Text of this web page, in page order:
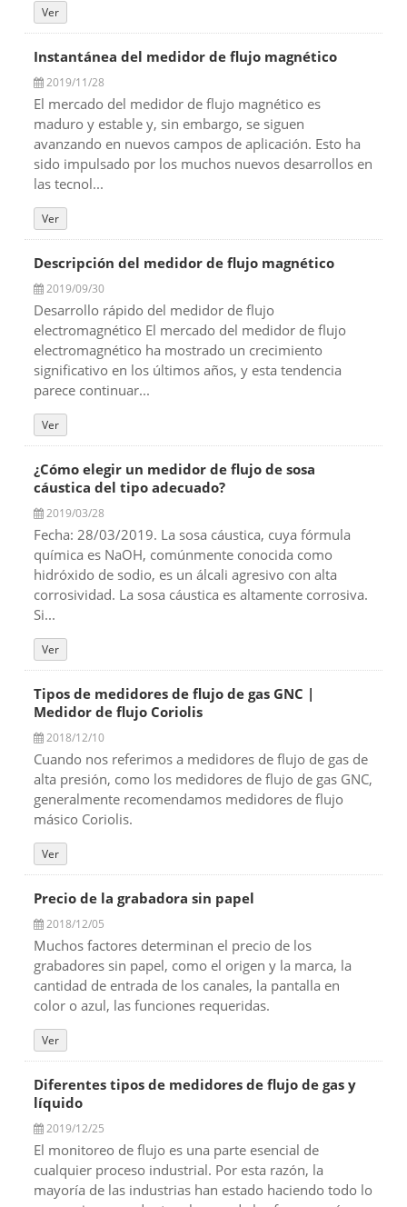
Ver
Instantánea del medidor de flujo magnético
2019/11/28
El mercado del medidor de flujo magnético es
maduro y estable y, sin embargo, se siguen
avanzando en nuevos campos de aplicación. Esto ha
sido impulsado por los muchos nuevos desarrollos en
las tecnol...
Ver
Descripción del medidor de flujo magnético
2019/09/30
Desarrollo rápido del medidor de flujo
electromagnético El mercado del medidor de flujo
electromagnético ha mostrado un crecimiento
significativo en los últimos años, y esta tendencia
parece continuar...
Ver
¿Cómo elegir un medidor de flujo de sosa
cáustica del tipo adecuado?
2019/03/28
Fecha: 28/03/2019. La sosa cáustica, cuya fórmula
química es NaOH, comúnmente conocida como
hidróxido de sodio, es un álcali agresivo con alta
corrosividad. La sosa cáustica es altamente corrosiva.
Si...
Ver
Tipos de medidores de flujo de gas GNC |
Medidor de flujo Coriolis
2018/12/10
Cuando nos referimos a medidores de flujo de gas de
alta presión, como los medidores de flujo de gas GNC,
generalmente recomendamos medidores de flujo
másico Coriolis.
Ver
Precio de la grabadora sin papel
2018/12/05
Muchos factores determinan el precio de los
grabadores sin papel, como el origen y la marca, la
cantidad de entrada de los canales, la pantalla en
color o azul, las funciones requeridas.
Ver
Diferentes tipos de medidores de flujo de gas y
líquido
2019/12/25
El monitoreo de flujo es una parte esencial de
cualquier proceso industrial. Por esta razón, la
mayoría de las industrias han estado haciendo todo lo